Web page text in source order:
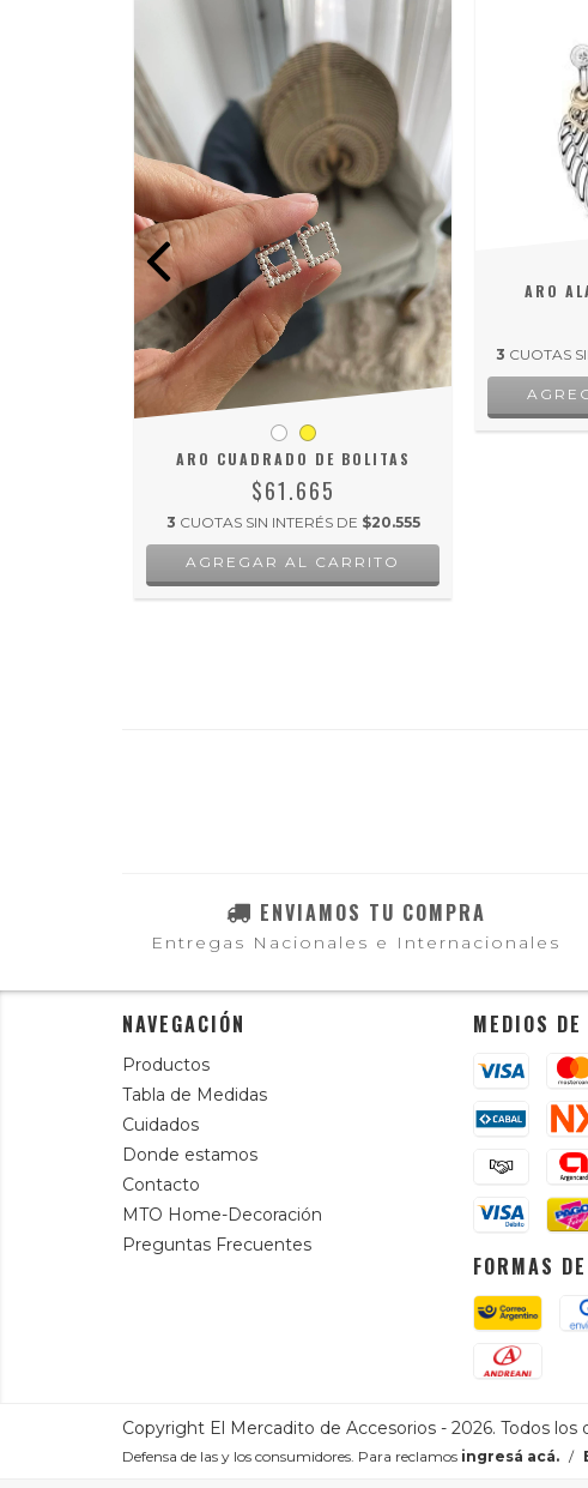
ARO CUADRADO DE BOLITAS
$61.665
3 CUOTAS SIN INTERÉS DE $20.555
AGREGAR AL CARRITO
ARO
3 CUOTAS
ENVIAMOS TU COMPRA
Entregas Nacionales e Internacionales
NAVEGACIÓN
Productos
Tabla de Medidas
Cuidados
Donde estamos
Contacto
MTO Home-Decoración
Preguntas Frecuentes
MEDIOS DE
FORMAS
Copyright El Mercadito de Accesorios - 2026. Todos los
Defensa de las y los consumidores. Para reclamos ingresá acá. /